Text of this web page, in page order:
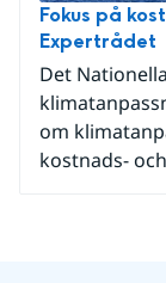
Fokus på
Expertrådet
Det
om
kostnads-